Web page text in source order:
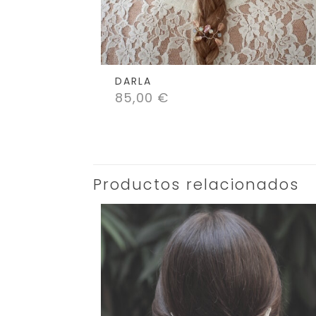
DARLA
85,00 €
Productos relacionados